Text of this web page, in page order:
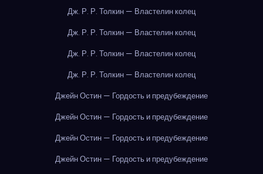
Дж. Р. Р. Толкин — Властелин колец
Дж. Р. Р. Толкин — Властелин колец
Дж. Р. Р. Толкин — Властелин колец
Дж. Р. Р. Толкин — Властелин колец
Джейн Остин — Гордость и предубеждение
Джейн Остин — Гордость и предубеждение
Джейн Остин — Гордость и предубеждение
Джейн Остин — Гордость и предубеждение